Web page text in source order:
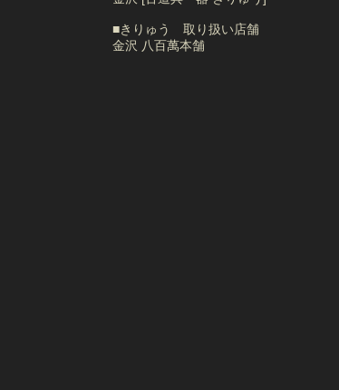
■きりゅう 取り扱い店舗
金沢 八百萬本舗